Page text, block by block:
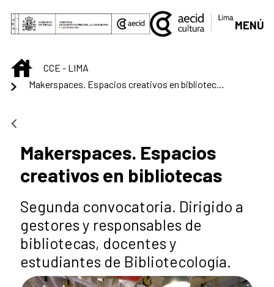
Saltar al contenido principal
MENÚ
INICIOCCE - LIMA
Makerspaces. Espacios creativos en bibliotecas
Makerspaces. Espacios
creativos en bibliotecas
Segunda convocatoria. Dirigido a
gestores y responsables de
bibliotecas, docentes y
estudiantes de Bibliotecología.